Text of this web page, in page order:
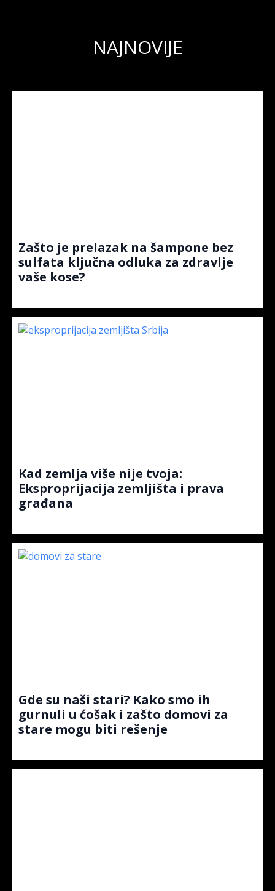
NAJNOVIJE
Zašto je prelazak na šampone bez
sulfata ključna odluka za zdravlje
vaše kose?
Kad zemlja više nije tvoja:
Eksproprijacija zemljišta i prava
građana
Gde su naši stari? Kako smo ih
gurnuli u ćošak i zašto domovi za
stare mogu biti rešenje